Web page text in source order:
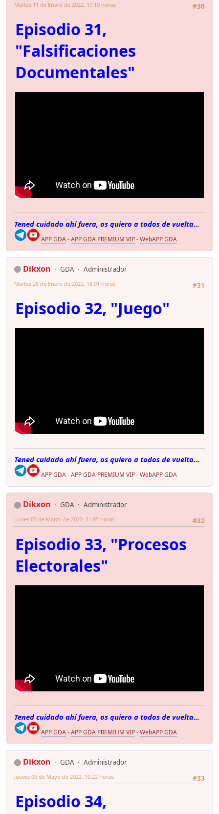
#30
Martes 11 de Enero de 2022. 17:10 horas.
Episodio 31,
"Falsificaciones
Documentales"
Tened cuidado ahí fuera, os quiero a todos de vuelta...
APP GDA-APP GDA PREMIUM VIP-WebAPP GDA
Dikxon GDA
Administrador
#31
Martes 25 de Enero de 2022. 18:01 horas.
Episodio 32, "Juego"
Tened cuidado ahí fuera, os quiero a todos de vuelta...
APP GDA-APP GDA PREMIUM VIP-WebAPP GDA
Dikxon GDA
Administrador
#32
Lunes 07 de Marzo de 2022. 21:05 horas.
Episodio 33, "Procesos
Electorales"
Tened cuidado ahí fuera, os quiero a todos de vuelta...
APP GDA-APP GDA PREMIUM VIP-WebAPP GDA
Dikxon GDA
Administrador
#33
Jueves 05 de Mayo de 2022. 10:22 horas.
Episodio 34,